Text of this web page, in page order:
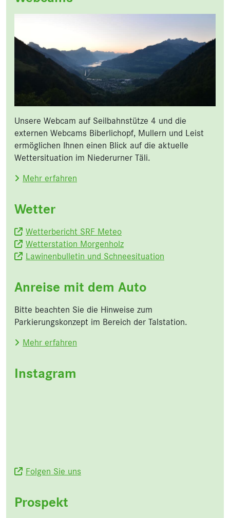
Unsere Webcam auf Seilbahnstütze 4 und die
externen Webcams Biberlichopf, Mullern und Leist
ermöglichen Ihnen einen Blick auf die aktuelle
Wettersituation im Niederurner Täli.
Mehr erfahren
Wetter
Wetterbericht SRF Meteo
Wetterstation Morgenholz
Lawinenbulletin und Schneesituation
Anreise mit dem Auto
Bitte beachten Sie die Hinweise zum
Parkierungskonzept im Bereich der Talstation.
Mehr erfahren
Instagram
Folgen Sie uns
Prospekt